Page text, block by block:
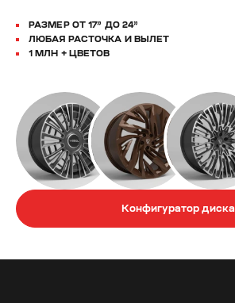
РАЗМЕР ОТ 17” ДО 24”
ЛЮБАЯ РАСТОЧКА И ВЫЛЕТ
1 МЛН + ЦВЕТОВ
Конфигуратор диска